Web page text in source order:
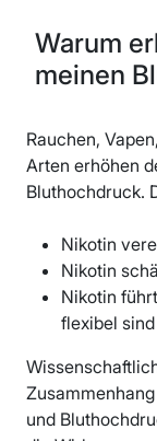
Warum
meinen
Rauchen,
Arten erhöhen
Bluthochdruck.
Nikotin
Nikotin
Nikotin
flexibel
und